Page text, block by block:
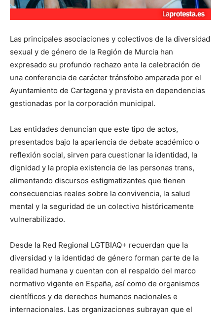
Las principales asociaciones y colectivos de la diversidad
sexual y de género de la Región de Murcia han
expresado su profundo rechazo ante la celebración de
una conferencia de carácter tránsfobo amparada por el
Ayuntamiento de Cartagena y prevista en dependencias
gestionadas por la corporación municipal.
Las entidades denuncian que este tipo de actos,
presentados bajo la apariencia de debate académico o
reflexión social, sirven para cuestionar la identidad, la
dignidad y la propia existencia de las personas trans,
alimentando discursos estigmatizantes que tienen
consecuencias reales sobre la convivencia, la salud
mental y la seguridad de un colectivo históricamente
vulnerabilizado.
Desde la Red Regional LGTBIAQ+ recuerdan que la
diversidad y la identidad de género forman parte de la
realidad humana y cuentan con el respaldo del marco
normativo vigente en España, así como de organismos
científicos y de derechos humanos nacionales e
internacionales. Las organizaciones subrayan que el